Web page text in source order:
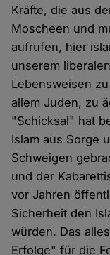
Kräfte, die aus
Moscheen und
aufrufen, hier
unserem
Lebensweisen
allem Juden, zu
"Schicksal" hat
Islam aus Sorge
Schweigen
und der
vor Jahren
Sicherheit den
würden. Das
Erfolge" für die